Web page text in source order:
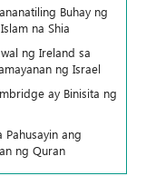
Buhay ng
na Shia
ng Ireland sa
ng Israel
ay Binisita ng
ang
ng Quran